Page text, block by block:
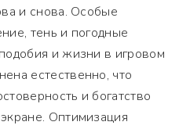
и снова. Особые
тень и погодные
и жизни в игровом
естественно, что
и богатство
Оптимизация